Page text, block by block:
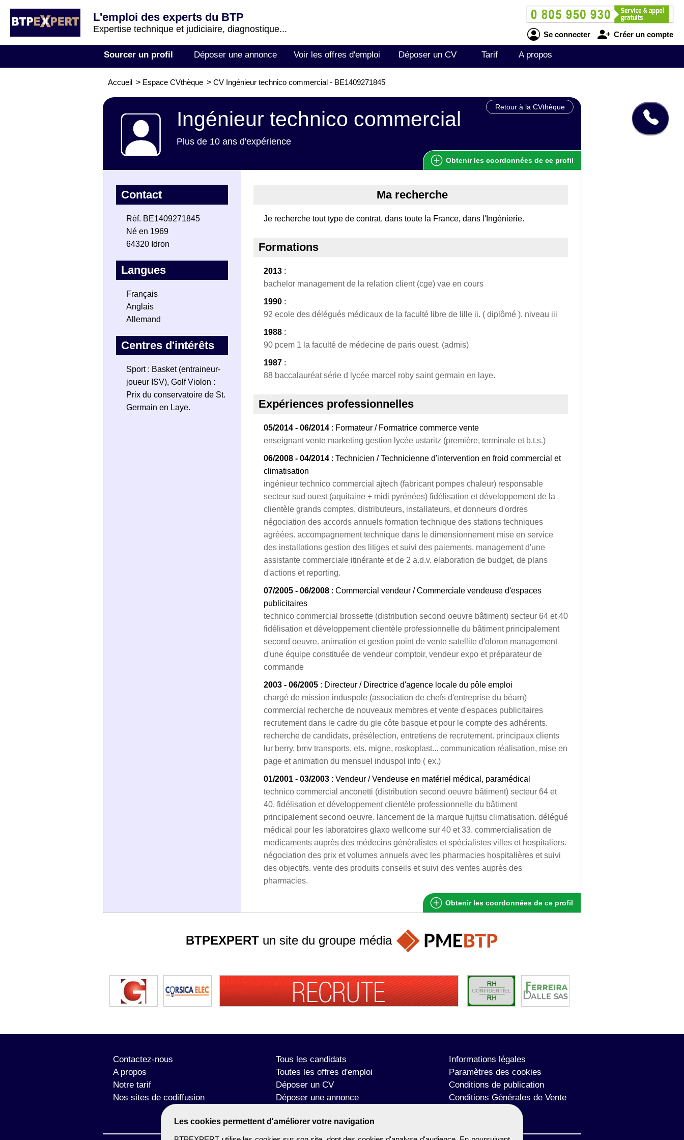
L'emploi des experts du BTP
Expertise technique et judiciaire, diagnostique...
Se connecter Créer un compte
Sourcer un profil Déposer une annonce Voir les offres d'emploi Déposer un CV Tarif A propos
Accueil > Espace CVthèque > CV Ingénieur technico commercial - BE1409271845
Retour à la CVthèque
Ingénieur technico commercial
Plus de 10 ans d'expérience
Obtenir les coordonnées de ce profil
Contact
Réf. BE1409271845
Né en 1969
64320 Idron
Langues
Français
Anglais
Allemand
Centres d'intérêts
Sport : Basket (entraineur-
joueur ISV), Golf Violon :
Prix du conservatoire de St.
Germain en Laye.
Ma recherche
Je recherche tout type de contrat, dans toute la France, dans l'Ingénierie.
Formations
2013 :
bachelor management de la relation client (cge) vae en cours
1990 :
92 ecole des délégués médicaux de la faculté libre de lille ii. ( diplômé ). niveau iii
1988 :
90 pcem 1 la faculté de médecine de paris ouest. (admis)
1987 :
88 baccalauréat série d lycée marcel roby saint germain en laye.
Expériences professionnelles
05/2014 - 06/2014 : Formateur / Formatrice commerce vente
enseignant vente marketing gestion lycée ustaritz (première, terminale et b.t.s.)
06/2008 - 04/2014 : Technicien / Technicienne d'intervention en froid commercial et
climatisation
ingénieur technico commercial ajtech (fabricant pompes chaleur) responsable
secteur sud ouest (aquitaine + midi pyrénées) fidélisation et développement de la
clientèle grands comptes, distributeurs, installateurs, et donneurs d'ordres
négociation des accords annuels formation technique des stations techniques
agréées. accompagnement technique dans le dimensionnement mise en service
des installations gestion des litiges et suivi des paiements. management d'une
assistante commerciale itinérante et de 2 a.d.v. elaboration de budget, de plans
d'actions et reporting.
07/2005 - 06/2008 : Commercial vendeur / Commerciale vendeuse d'espaces
publicitaires
technico commercial brossette (distribution second oeuvre bâtiment) secteur 64 et 40
fidélisation et développement clientèle professionnelle du bâtiment principalement
second oeuvre. animation et gestion point de vente satellite d'oloron management
d'une équipe constituée de vendeur comptoir, vendeur expo et préparateur de
commande
2003 - 06/2005 : Directeur / Directrice d'agence locale du pôle emploi
chargé de mission induspole (association de chefs d'entreprise du béarn)
commercial recherche de nouveaux membres et vente d'espaces publicitaires
recrutement dans le cadre du gle côte basque et pour le compte des adhérents.
recherche de candidats, présélection, entretiens de recrutement. principaux clients
lur berry, bmv transports, ets. migne, roskoplast... communication réalisation, mise en
page et animation du mensuel induspol info ( ex.)
01/2001 - 03/2003 : Vendeur / Vendeuse en matériel médical, paramédical
technico commercial anconetti (distribution second oeuvre bâtiment) secteur 64 et
40. fidélisation et développement clientèle professionnelle du bâtiment
principalement second oeuvre. lancement de la marque fujitsu climatisation. délégué
médical pour les laboratoires glaxo wellcome sur 40 et 33. commercialisation de
medicaments auprès des médecins généralistes et spécialistes villes et hospitaliers.
négociation des prix et volumes annuels avec les pharmacies hospitalières et suivi
des objectifs. vente des produits conseils et suivi des ventes auprès des
pharmacies.
Obtenir les coordonnées de ce profil
Les cookies permettent d'améliorer votre navigation
BTPEXPERTun site du groupe média
Contactez-nous
A propos
Notre tarif
Nos sites de codiffusion
Tous les candidats
Toutes les offres d'emploi
Déposer un CV
Déposer une annonce
Informations légales
Paramètres des cookies
Conditions de publication
Conditions Générales de Vente